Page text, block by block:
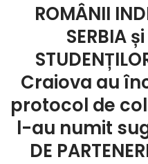
ROMÂNII
SERBIA
Craiova au
protocol de
l-au numit
DE